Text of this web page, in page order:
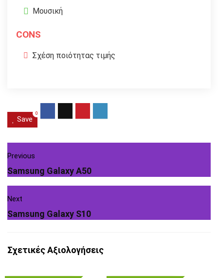
Μουσική
CONS
Σχέση ποιότητας τιμής
Save
0
Previous
Samsung Galaxy A50
Next
Samsung Galaxy S10
Σχετικές Αξιολογήσεις